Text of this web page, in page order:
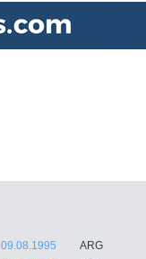
09.08.1995
ARG